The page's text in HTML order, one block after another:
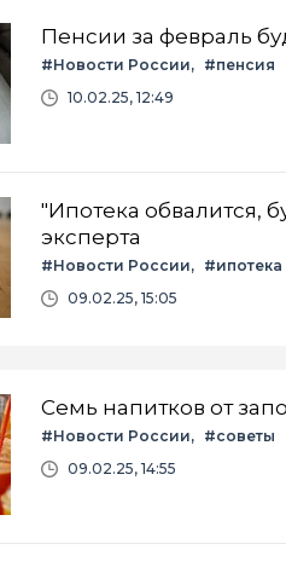
Пенсии за февраль
#Новости России
#пенсия
10.02.25, 12:49
"Ипотека обвалится,
эксперта
#Новости России
#ипотека
09.02.25, 15:05
Семь напитков от
#Новости России
#советы
09.02.25, 14:55